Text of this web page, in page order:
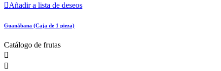
Añadir a lista de deseos
Guanábana (Caja de 1 pieza)
Catálogo de frutas

